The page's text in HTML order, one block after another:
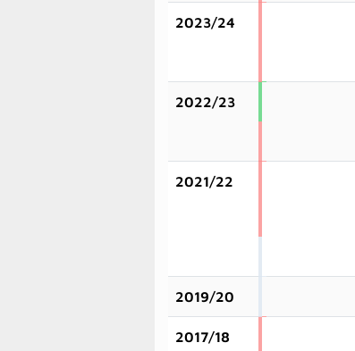
2023/24
2022/23
2021/22
2019/20
2017/18